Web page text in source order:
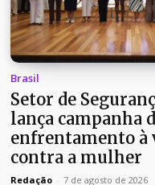
Brasil
Setor de
lança campanha
enfrentamento à
contra a mulher
Redação - 7 de agosto de 2026